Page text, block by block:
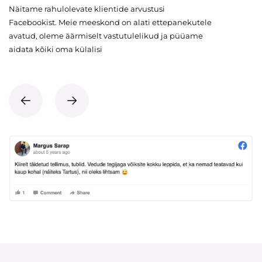
Näitame rahulolevate klientide arvustusi
Facebookist. Meie meeskond on alati ettepanekutele
avatud, oleme äärmiselt vastutulelikud ja püüame
aidata kõiki oma külalisi